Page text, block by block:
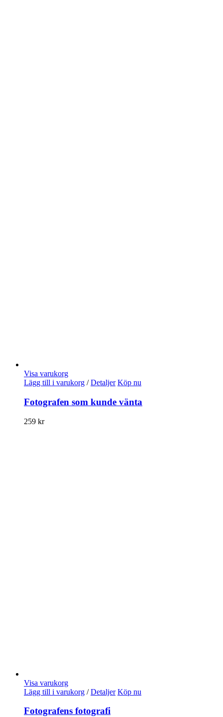
Visa varukorg
Lägg till i varukorg / Detaljer Köp nu
Fotografen som kunde vänta
259 kr
Visa varukorg
Lägg till i varukorg / Detaljer Köp nu
Fotografens fotografi